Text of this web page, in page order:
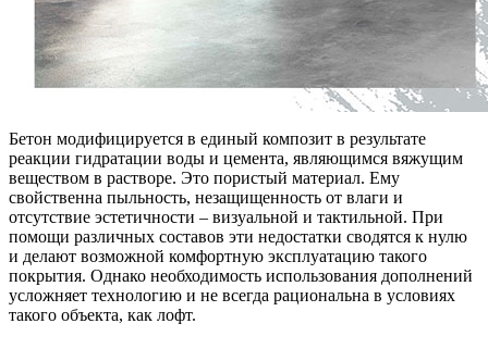
Бетон модифицируется в единый композит в результате
реакции гидратации воды и цемента, являющимся вяжущим
веществом в растворе. Это пористый материал. Ему
свойственна пыльность, незащищенность от влаги и
отсутствие эстетичности – визуальной и тактильной. При
помощи различных составов эти недостатки сводятся к нулю
и делают возможной комфортную эксплуатацию такого
покрытия. Однако необходимость использования дополнений
усложняет технологию и не всегда рациональна в условиях
такого объекта, как лофт.